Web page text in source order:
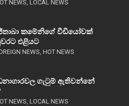
NEWS, LOCAL NEWS
කමේනිගේ වීඩියෝවක්
එළියට
NEWS, HOT NEWS
ගැටුම් ඇතිවන්නේ
NEWS, LOCAL NEWS